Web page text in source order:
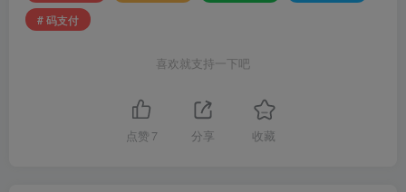
# 码支付
喜欢就支持一下吧
点赞 7 分享 收藏